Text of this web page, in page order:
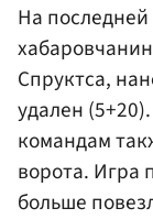
На
Спруктса,
удален
командам
ворота. Игра
больше